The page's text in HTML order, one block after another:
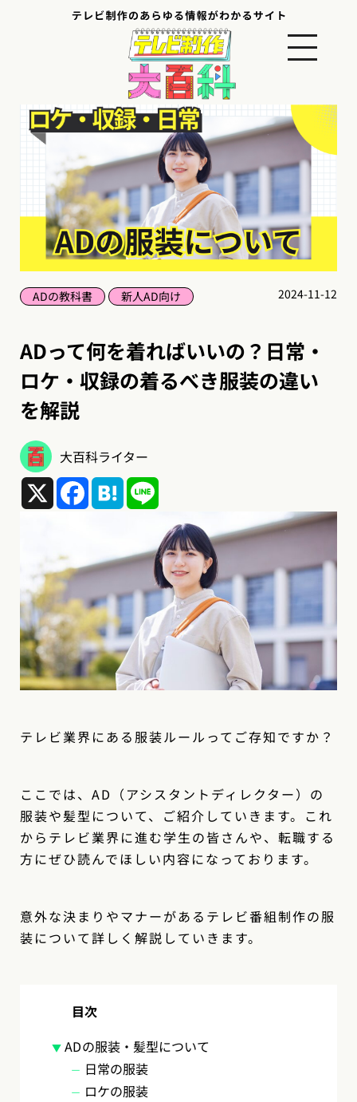
ADの教科書 新人AD向け 2024-11-12
ADって何を着ればいいの？日常・
ロケ・収録の着るべき服装の違い
を解説
大百科ライター
X
Facebook
Hatena
テレビ業界にある服装ルールってご存知ですか？
ここでは、AD（アシスタントディレクター）の
服装や髪型について、ご紹介していきます。これ
からテレビ業界に進む学生の皆さんや、転職する
方にぜひ読んでほしい内容になっております。
意外な決まりやマナーがあるテレビ番組制作の服
装について詳しく解説していきます。
目次
ADの服装・髪型について
日常の服装
ロケの服装